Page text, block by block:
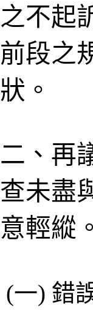
之不起
前段之
狀。
二、再
查未盡
意輕縱。
(一) 錯